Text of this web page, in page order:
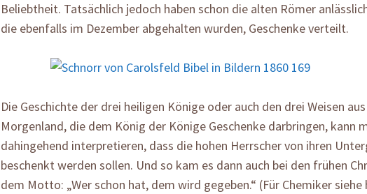
Beliebtheit. Tatsächlich jedoch haben schon die alten Römer
die ebenfalls im Dezember abgehalten wurden, Geschenke verteilt.
Die Geschichte der drei heiligen Könige oder auch den drei Weisen
Morgenland, die dem König der Könige Geschenke darbringen, kann
dahingehend interpretieren, dass die hohen Herrscher von ihren
beschenkt werden sollen. Und so kam es dann auch bei den frühen
dem Motto: „Wer schon hat, dem wird gegeben.“ (Für Chemiker siehe